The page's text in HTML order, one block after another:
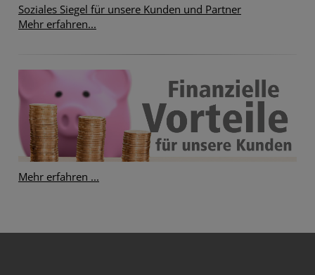
Soziales Siegel für unsere Kunden und Partner
Mehr erfahren...
Mehr erfahren ...